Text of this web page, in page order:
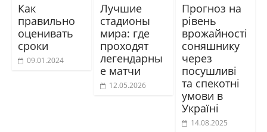
Как
правильно
оценивать
сроки
09.01.2024
Лучшие
стадионы
мира: где
проходят
легендарны
е матчи
12.05.2026
Прогноз на
рівень
врожайності
соняшнику
через
посушливі
та спекотні
умови в
Україні
14.08.2025